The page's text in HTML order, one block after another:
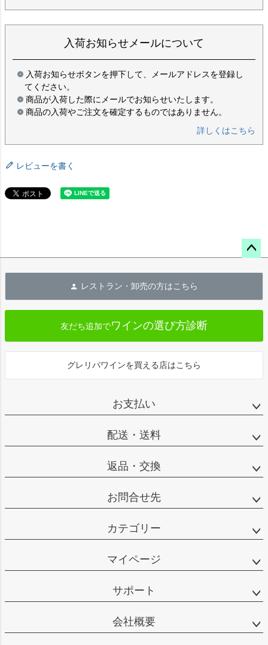
入荷お知らせメールについて
入荷お知らせボタンを押下して、メールアドレスを登録し
てください。
商品が入荷した際にメールでお知らせいたします。
商品の入荷やご注文を確定するものではありません。
詳しくはこちら
レビューを書く
へ
レストラン・卸売の方はこちら
友だち追加でワインの選び方診断
グレリパワインを買える店はこちら
お支払い
配送・送料
返品・交換
お問合せ先
カテゴリー
マイページ
サポート
会社概要